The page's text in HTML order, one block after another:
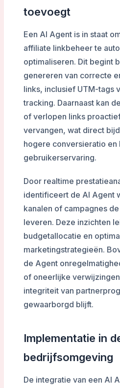
toevoegt
Een AI Agent is in staat
affiliate linkbeheer te
optimaliseren. Dit begint
genereren van correcte
links, inclusief UTM-tags
tracking. Daarnaast kan
of verlopen links
vervangen, wat direct
hogere conversieratio en
gebruikerservaring.
Door realtime
identificeert de AI Agent
kanalen of campagnes
leveren. Deze inzichten
budgetallocatie en
marketingstrategieën.
de Agent
of oneerlijke
integriteit van
gewaarborgd blijft.
Implementatie in
bedrijfsomgeving
De integratie van een AI